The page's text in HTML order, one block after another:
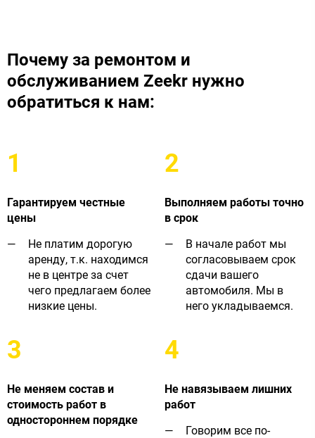
Почему за ремонтом и
обслуживанием Zeekr ​​нужно
обратиться к нам:​
1
Гарантируем честные
цены
Не платим дорогую
аренду, т.к. находимся
не в центре за счет
чего предлагаем более
низкие цены.
2
Выполняем работы точно
в срок
В начале работ мы
согласовываем срок
сдачи вашего
автомобиля. Мы в
него укладываемся.
3
Не меняем состав и
стоимость работ в
одностороннем порядке
4
Не навязываем лишних
работ
Говорим все по-